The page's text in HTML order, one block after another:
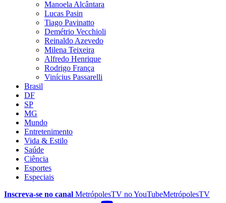
Manoela Alcântara
Lucas Pasin
Tiago Pavinatto
Demétrio Vecchioli
Reinaldo Azevedo
Milena Teixeira
Alfredo Henrique
Rodrigo França
Vinícius Passarelli
Brasil
DF
SP
MG
Mundo
Entretenimento
Vida & Estilo
Saúde
Ciência
Esportes
Especiais
Inscreva-se no canal MetrópolesTV noYouTubeMetrópolesTV